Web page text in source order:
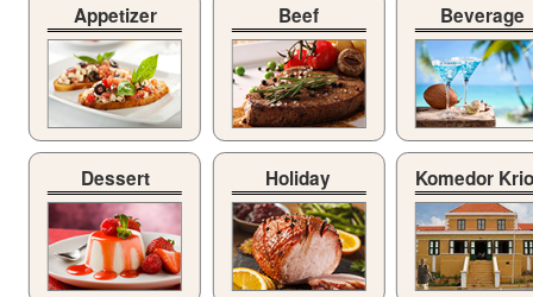
Appetizer Beef Beverage
Dessert Holiday Komedor